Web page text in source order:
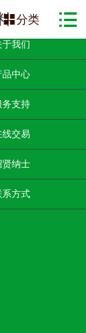
站首页
于我们
品中心
务支持
线交易
贤纳士
系方式
分类 